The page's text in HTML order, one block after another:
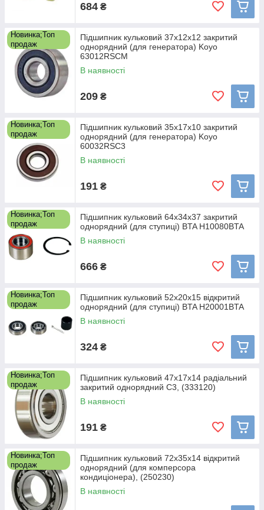
684 ₴
Новинка;Топ
продаж
Підшипник кульковий 37x12x12 закритий
однорядний (для генератора) Koyo
63012RSCM
В наявності
209 ₴
Новинка;Топ
продаж
Підшипник кульковий 35x17x10 закритий
однорядний (для генератора) Koyo
60032RSC3
В наявності
191 ₴
Новинка;Топ
продаж
Підшипник кульковий 64x34x37 закритий
однорядний (для ступиці) BTA H10080BTA
В наявності
666 ₴
Новинка;Топ
продаж
Підшипник кульковий 52x20x15 відкритий
однорядний (для ступиці) BTA H20001BTA
В наявності
324 ₴
Новинка;Топ
продаж
Підшипник кульковий 47x17x14 радіальний
закритий однорядний С3, (333120)
В наявності
191 ₴
Новинка;Топ
продаж
Підшипник кульковий 72x35x14 відкритий
однорядний (для комперсора
кондиціонера), (250230)
В наявності